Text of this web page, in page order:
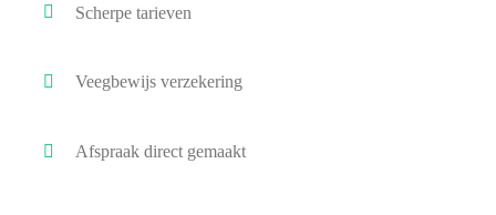
Scherpe tarieven
Veegbewijs verzekering
Afspraak direct gemaakt